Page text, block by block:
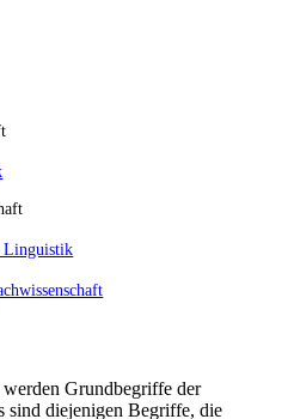
Linguistik
Grundbegriffe der
sind diejenigen Begriffe, die